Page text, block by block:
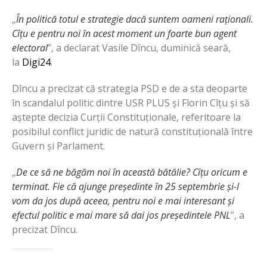
„În politică totul e strategie dacă suntem oameni raționali.
Cîțu e pentru noi în acest moment un foarte bun agent
electoral”, a declarat Vasile Dîncu, duminică seară,
la Digi24.
Dîncu a precizat că strategia PSD e de a sta deoparte
în scandalul politic dintre USR PLUS și Florin Cîțu și să
aștepte decizia Curții Constituționale, referitoare la
posibilul conflict juridic de natură constituțională între
Guvern și Parlament.
„De ce să ne băgăm noi în această bătălie? Cîțu oricum e
terminat. Fie că ajunge președinte în 25 septembrie și-l
vom da jos după aceea, pentru noi e mai interesant și
efectul politic e mai mare să dai jos președintele PNL”, a
precizat Dîncu.